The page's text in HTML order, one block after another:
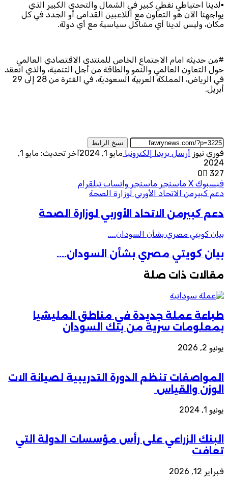
▪️لدينا احتياطي نفطي كبير في الشمال والتحدي الكبير الذي
يواجهنا الآن هو التعاون مع اللاعبين القدامى أو الجدد في كل
مكان، وليس لدينا أي مشاكل سياسية مع أي دولة.
#من حديثه امام الاجتماع الخاص للمنتدى الاقتصادي العالمي
حول التعاون العالمي والنمو والطاقة من أجل التنمية، والذي انعقد
في الرياض، المملكة العربية السعودية، في الفترة من 28 إلى 29
أبريل.
نسخ الرابط
فوري نيوز أرسل بريدا إلكترونيا مايو 1, 2024
آخر تحديث: مايو 1,
2024
0
327
فيسبوك ‫X ماسنجر ماسنجر واتساب تيلقرام
دعم كبيرمن الاتحاد الأوربي لوزارة الصحة
دعم كبيرمن الاتحاد الأوربي لوزارة الصحة
بيان كويتي مصري بشأن السودان....
بيان كويتي مصري بشأن السودان....
مقالات ذات صلة
طباعة عملة جديدة في مناطق المليشيا
بمعلومات سرية من بنك السودان
يونيو 2, 2026
المواصفات تنظم الدورة التدريبية لصيانة الات
الوزن والقياس
يونيو 1, 2024
البنك الزراعي على رأس مؤسسات الدولة التي
تعافت
فبراير 12, 2026